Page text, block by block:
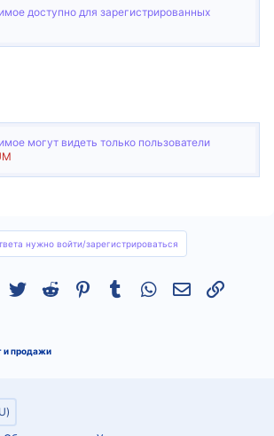
доступно для зарегистрированных
могут видеть только пользователи
нужно войти/зарегистрироваться
Facebook
TwitterReddit Pinterest
Tumblr WhatsAppСсылка
и продажи